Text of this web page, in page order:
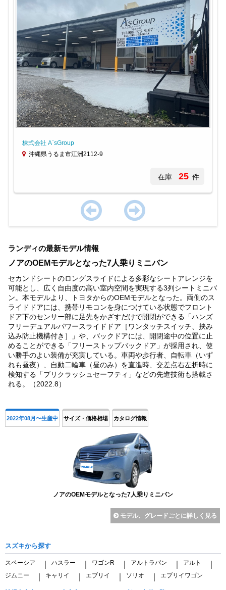
株式会社 A`sGroup
沖縄県うるま市江洲2112-9
在庫 25 件
of
ランディの最新モデル情報
ノアのOEMモデルとなった7人乗りミニバン
セカンドシートのロングスライドによる多彩なシートアレンジを
可能とし、広く自由度の高い室内空間を実現する3列シートミニバ
ン。本モデルより、トヨタからのOEMモデルとなった。両側のス
ライドドアには、携帯リモコンを身につけている状態でフロント
ドア下のセンサー部に足先をかざすだけで開閉ができる「ハンズ
フリーデュアルパワースライドドア［ワンタッチスイッチ、挟み
込み防止機構付き］」や、バックドアには、開閉途中の位置に止
めることができる「フリーストップバックドア」が採用され、使
い勝手のよい装備が充実している。車両や歩行者、自転車（いず
れも昼夜）、自動二輪車（昼のみ）を直進時、交差点右左折時に
検知する「プリクラッシュセーフティ」などの先進技術も搭載さ
れる。（2022.8）
2022年08月〜生産中 サイズ・価格相場 カタログ情報
ノアのOEMモデルとなった7人乗りミニバン
モデル、グレードごとに詳しく見る
スズキから探す
スペーシア ハスラー ワゴンR アルトラパン アルト
ジムニー キャリイ エブリイ ソリオ エブリイワゴン